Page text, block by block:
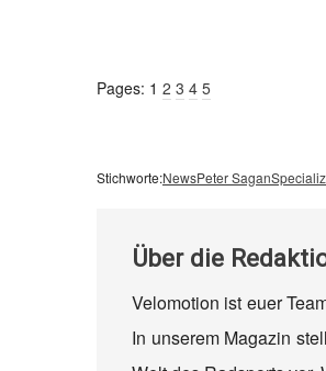
Pages: 1 2 3 4 5
Stichworte:NewsPeter Sagan
Über die
Velomotion ist euer
In unserem Magazin